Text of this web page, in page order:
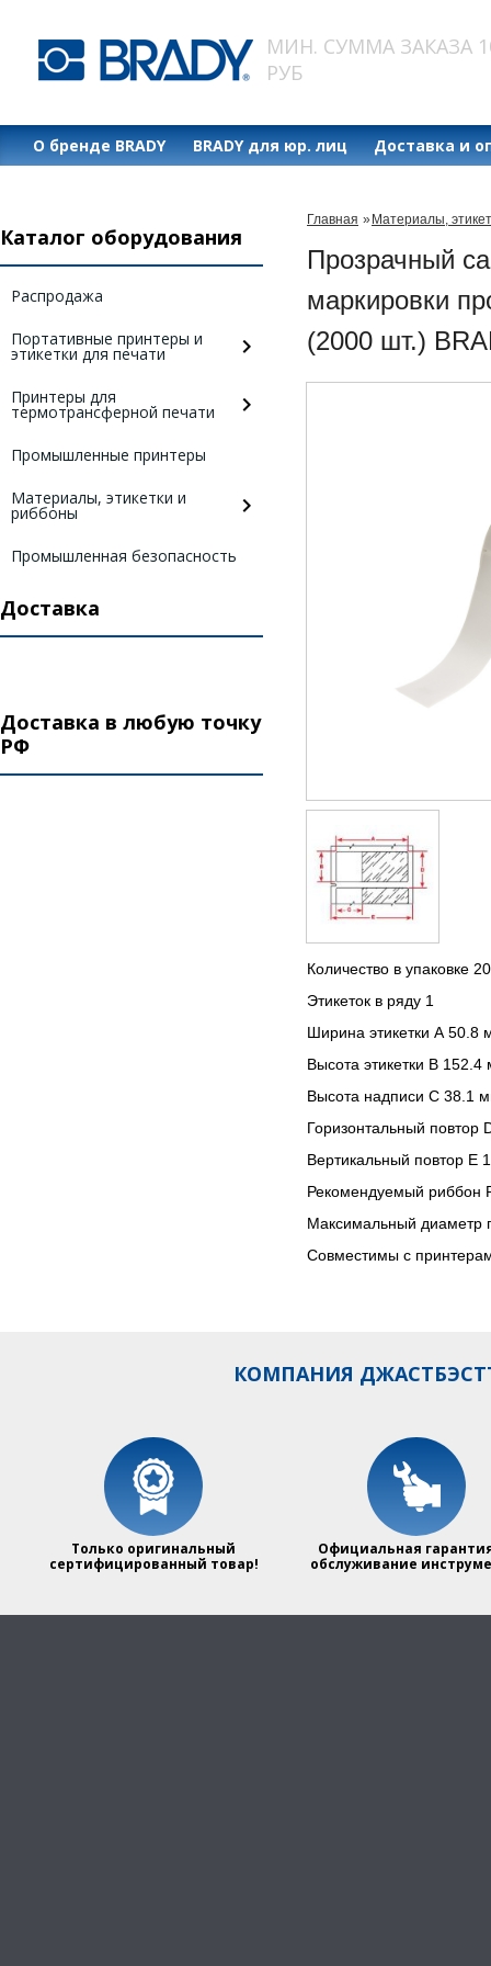
МИН. СУММА ЗАКАЗА
РУБ
О бренде BRADY BRADY для юр. лиц Доставка и
Каталог оборудования
Распродажа
Портативные принтеры и
этикетки для печати
Принтеры для
термотрансферной печати
Промышленные принтеры
Материалы, этикетки и
риббоны
Промышленная безопасность
Доставка
Доставка в любую точку
РФ
Главная » Материалы,
Прозрачный
маркировки
(2000 шт.)
Количество в упаковке
Этикеток в ряду 1
Ширина этикетки A 50.8
Высота этикетки B 152.4
Высота надписи C 38.1
Горизонтальный повтор
Вертикальный повтор E
Рекомендуемый риббон
Максимальный диаметр
Совместимы с
КОМПАНИЯ
Только оригинальный
сертифицированный товар!
Официальная
обслуживание